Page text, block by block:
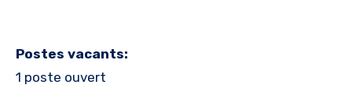
Postes vacants:
1 poste ouvert